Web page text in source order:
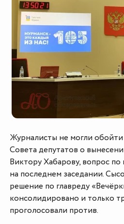
Журналисты не могли
Совета депутатов о
Виктору Хабарову, вопрос
на последнем заседании.
решение по главреду
консолидировано и только
проголосовали против.